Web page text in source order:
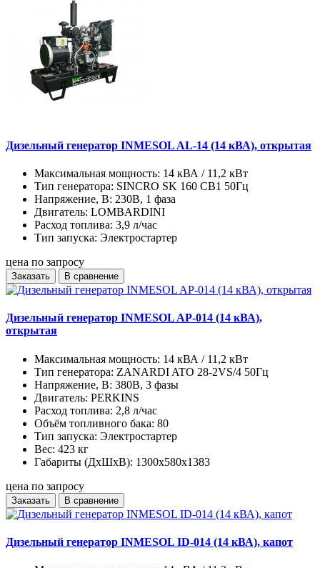
Дизельный генератор INMESOL AL-14 (14 кВА), открытая
Максимальная мощность: 14 кВА / 11,2 кВт
Тип генератора: SINCRO SK 160 CB1 50Гц
Напряжение, В: 230В, 1 фаза
Двигатель: LOMBARDINI
Расход топлива: 3,9 л/час
Тип запуска: Электростартер
цена по запросу
Заказать В сравнение
Дизельный генератор INMESOL AP-014 (14 кВА),
открытая
Максимальная мощность: 14 кВА / 11,2 кВт
Тип генератора: ZANARDI ATO 28-2VS/4 50Гц
Напряжение, В: 380В, 3 фазы
Двигатель: PERKINS
Расход топлива: 2,8 л/час
Объём топливного бака: 80
Тип запуска: Электростартер
Вес: 423 кг
Габариты (ДхШхВ): 1300х580х1383
цена по запросу
Заказать В сравнение
Дизельный генератор INMESOL ID-014 (14 кВА), капот